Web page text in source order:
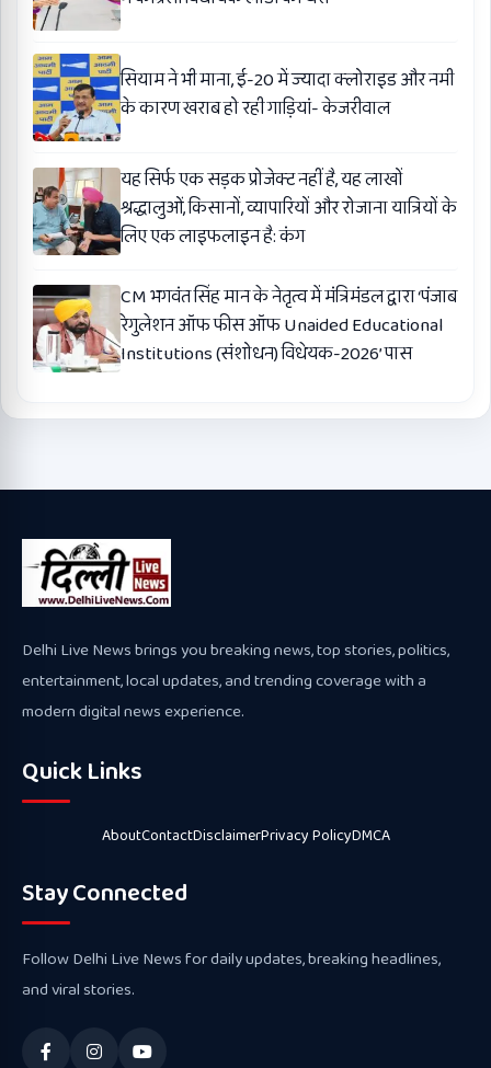
सियाम ने भी माना, ई-20 में ज्यादा क्लोराइड और नमी
के कारण खराब हो रही गाड़ियां- केजरीवाल
यह सिर्फ एक सड़क प्रोजेक्ट नहीं है, यह लाखों
श्रद्धालुओं, किसानों, व्यापारियों और रोजाना यात्रियों के
लिए एक लाइफलाइन है: कंग
CM भगवंत सिंह मान के नेतृत्व में मंत्रिमंडल द्वारा ‘पंजाब
रेगुलेशन ऑफ फीस ऑफ Unaided Educational
Institutions (संशोधन) विधेयक-2026’ पास
Delhi Live News brings you breaking news, top stories, politics,
entertainment, local updates, and trending coverage with a
modern digital news experience.
Quick Links
AboutContactDisclaimerPrivacy PolicyDMCA
Stay Connected
Follow Delhi Live News for daily updates, breaking headlines,
and viral stories.